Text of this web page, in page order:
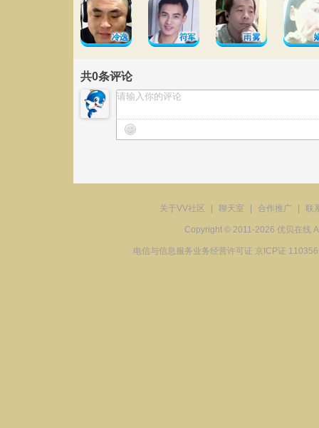
共0条评论
关于VV社区 聊天室 合作推广 联
Copyright © 2011-2026 优贝在线
电信与信息服务业务经营许可证 京ICP证